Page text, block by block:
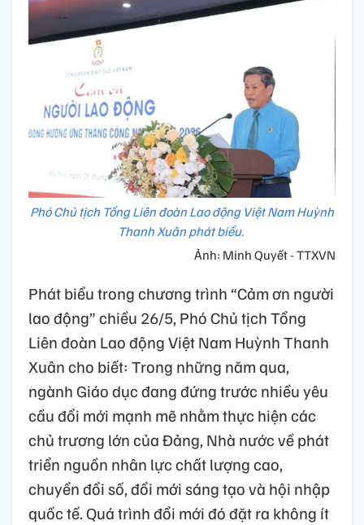
Phó Chủ tịch Tổng Liên đoàn Lao động Việt Nam Huỳnh
Thanh Xuân phát biểu.
Ảnh: Minh Quyết - TTXVN
Phát biểu trong chương trình “Cảm ơn người
lao động” chiều 26/5, Phó Chủ tịch Tổng
Liên đoàn Lao động Việt Nam Huỳnh Thanh
Xuân cho biết: Trong những năm qua,
ngành Giáo dục đang đứng trước nhiều yêu
cầu đổi mới mạnh mẽ nhằm thực hiện các
chủ trương lớn của Đảng, Nhà nước về phát
triển nguồn nhân lực chất lượng cao,
chuyển đổi số, đổi mới sáng tạo và hội nhập
quốc tế. Quá trình đổi mới đó đặt ra không ít